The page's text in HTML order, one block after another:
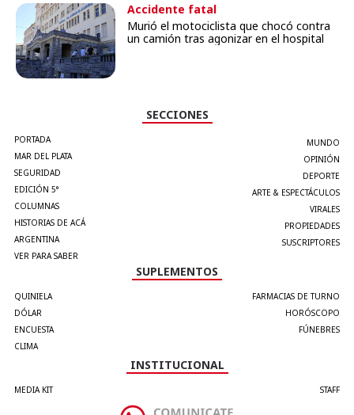
Accidente fatal
Murió el motociclista que chocó contra
un camión tras agonizar en el hospital
SECCIONES
PORTADA
MAR DEL PLATA
SEGURIDAD
EDICIÓN 5°
COLUMNAS
HISTORIAS DE ACÁ
ARGENTINA
VER PARA SABER
MUNDO
OPINIÓN
DEPORTE
ARTE & ESPECTÁCULOS
VIRALES
PROPIEDADES
SUSCRIPTORES
SUPLEMENTOS
QUINIELA
DÓLAR
ENCUESTA
CLIMA
FARMACIAS DE TURNO
HORÓSCOPO
FÚNEBRES
INSTITUCIONAL
MEDIA KIT STAFF